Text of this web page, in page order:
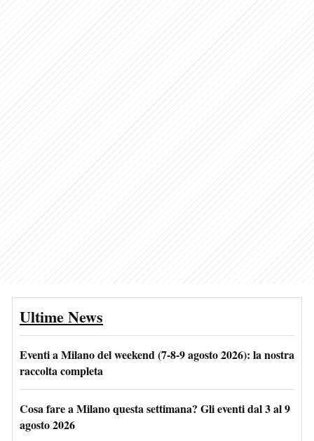
Ultime News
Eventi a Milano del weekend (7-8-9 agosto 2026): la nostra
raccolta completa
Cosa fare a Milano questa settimana? Gli eventi dal 3 al 9
agosto 2026